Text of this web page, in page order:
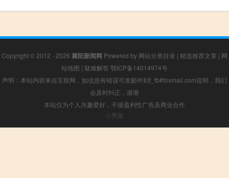
Copyright © 2012 - 2026 襄阳新闻网 Powered by 网站分类目录 | 精选推荐文章 | 网
站地图 | 疑难解答 鄂ICP备14014974号
声明：本站内容来自互联网，如信息有错误可发邮件到f_fb#foxmail.com说明，我们
会及时纠正，谢谢
本站仅为个人兴趣爱好，不接盈利性广告及商业合作
小男孩